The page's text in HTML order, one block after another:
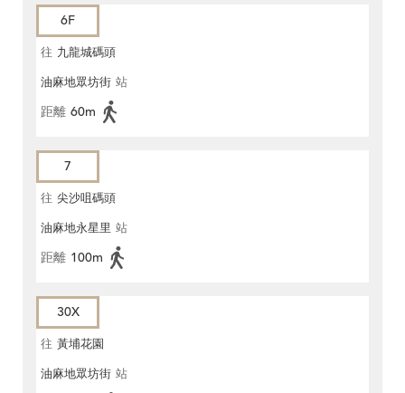
6F
往 九龍城碼頭
油麻地眾坊街 站
距離 60m
7
往 尖沙咀碼頭
油麻地永星里 站
距離 100m
30X
往 黃埔花園
油麻地眾坊街 站